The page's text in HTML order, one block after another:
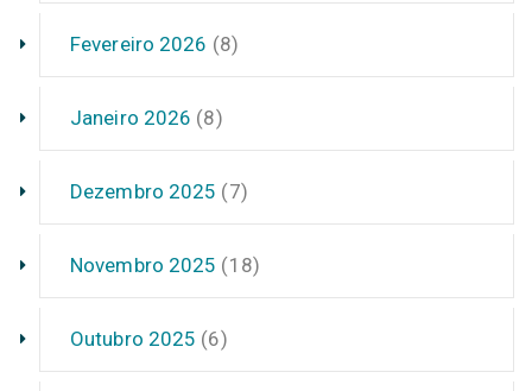
Fevereiro 2026 (8)
Janeiro 2026 (8)
Dezembro 2025 (7)
Novembro 2025 (18)
Outubro 2025 (6)